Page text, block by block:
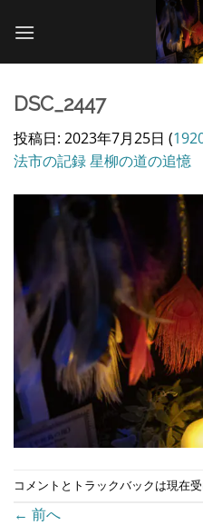
DSC_2447
投稿日: 2023年7月25日 (
法市の記録 星柳の道の追憶
コメントとトラックバックは現在受
← 前へ